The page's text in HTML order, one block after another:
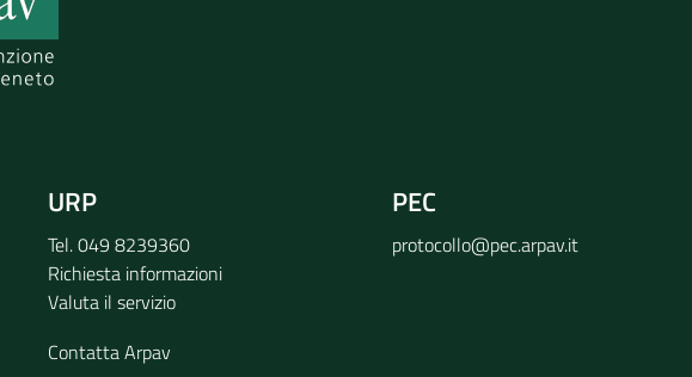
URP
Tel. 049 8239360
Richiesta informazioni
Valuta il servizio
Contatta Arpav
PEC
protocollo@pec.arpav.it